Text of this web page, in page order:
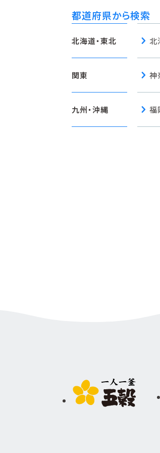
都道府県から検索
北海道・東北 chevron_right 北
関東 chevron_right 神
九州・沖縄 chevron_right 福